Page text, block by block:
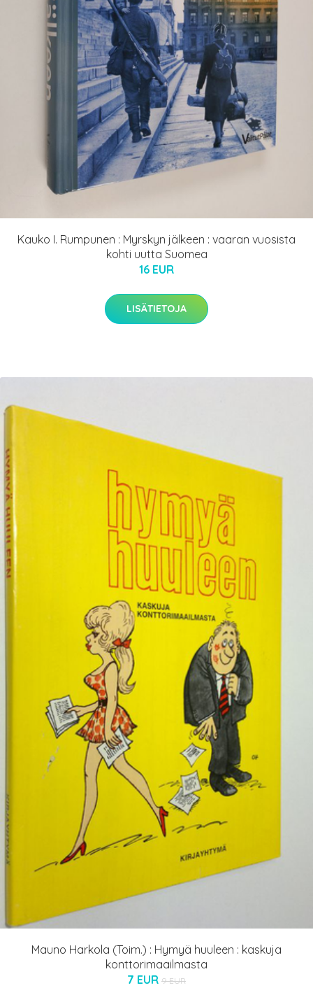
Kauko I. Rumpunen : Myrskyn jälkeen : vaaran vuosista
kohti uutta Suomea
16 EUR
LISÄTIETOJA
Mauno Harkola (Toim.) : Hymyä huuleen : kaskuja
konttorimaailmasta
7 EUR 9 EUR